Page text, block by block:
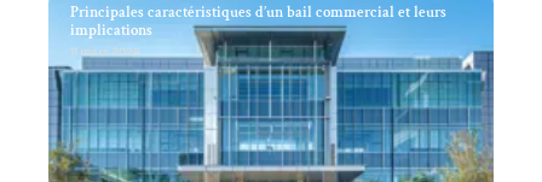
Principales caractéristiques d’un bail commercial et leurs
implications
11 mars 2026